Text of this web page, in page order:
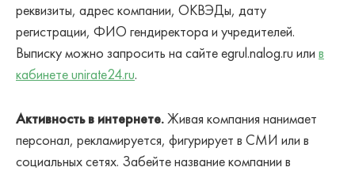
реквизиты, адрес компании, ОКВЭДы, дату
регистрации, ФИО гендиректора и учредителей.
Выписку можно запросить на сайте egrul.nalog.ru или в
кабинете unirate24.ru.
Активность в интернете.Живая компания нанимает
персонал, рекламируется, фигурирует в СМИ или в
социальных сетях. Забейте название компании в